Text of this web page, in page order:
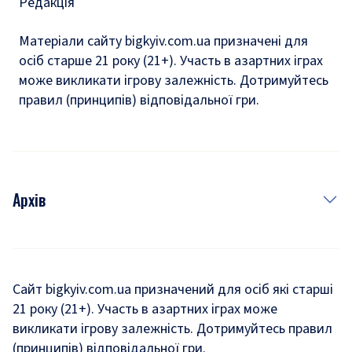
Матеріали сайту bigkyiv.com.ua призначені для
осіб старше 21 року (21+). Участь в азартних іграх
може викликати ігрову залежність. Дотримуйтесь
правил (принципів) відповідальної гри.
Архів
Комуналка
Хроніки війни
Сайт bigkyiv.com.ua призначений для осіб які старші
21 року (21+). Участь в азартних іграх може
викликати ігрову залежність. Дотримуйтесь правил